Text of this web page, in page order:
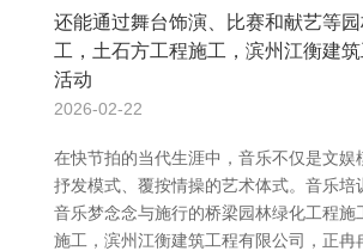
还能通过舞台饰演、比赛和献艺等
工，土石方工程施工，滨州江衡建
活动
2026-02-22
在快节拍的当代生涯中，音乐不仅是文娱
抒发模式、覆按情操的艺术体式。音乐培
音乐梦念念与施行的桥梁园林绿化工程施
施工，滨州江衡建筑工程有限公司，正冉